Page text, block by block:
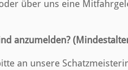
über uns eine
anzumelden?
an unsere